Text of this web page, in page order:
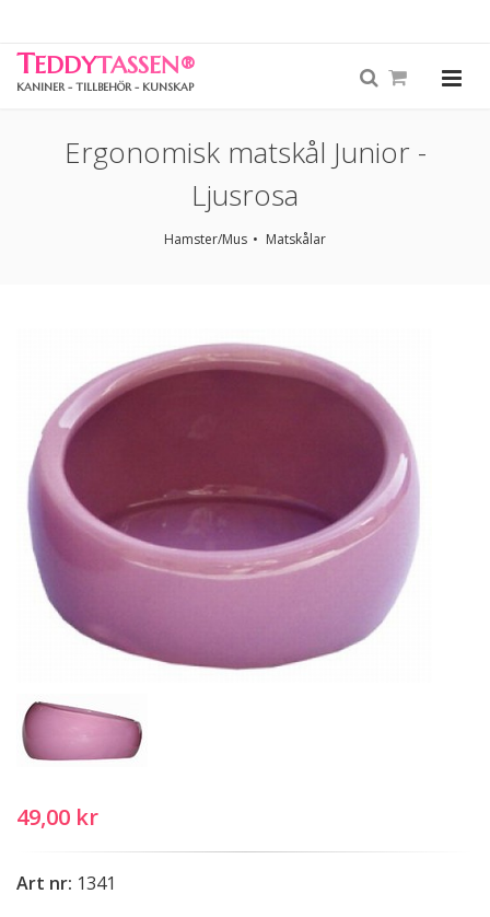
TEDDYTASSEN®
KANINER - TILLBEHÖR - KUNSKAP
Ergonomisk matskål Junior -
Ljusrosa
Hamster/Mus Matskålar
49,00 kr
Art nr: 1341